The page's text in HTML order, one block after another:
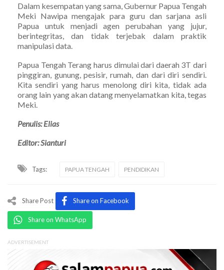
Dalam kesempatan yang sama, Gubernur Papua Tengah
Meki Nawipa mengajak para guru dan sarjana asli
Papua untuk menjadi agen perubahan yang jujur,
berintegritas, dan tidak terjebak dalam praktik
manipulasi data.
Papua Tengah Terang harus dimulai dari daerah 3T dari
pinggiran, gunung, pesisir, rumah, dan dari diri sendiri.
Kita sendiri yang harus menolong diri kita, tidak ada
orang lain yang akan datang menyelamatkan kita, tegas
Meki.
Penulis: Elias
Editor: Sianturi
Tags: PAPUA TENGAH PENDIDIKAN
Share Post Share on Facebook
Share on WhatsApp
ADVERTISEMENT